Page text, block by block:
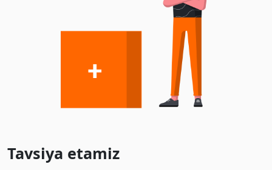
Tavsiya etamiz